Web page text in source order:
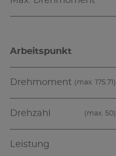
Arbeitspunkt
Drehmoment (max. 175.71 )
Drehzahl (max. 50)
Leistung